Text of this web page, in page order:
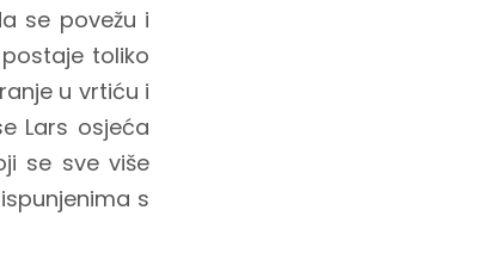
se povežu i
toliko
u vrtiću i
Lars osjeća
se sve više
s